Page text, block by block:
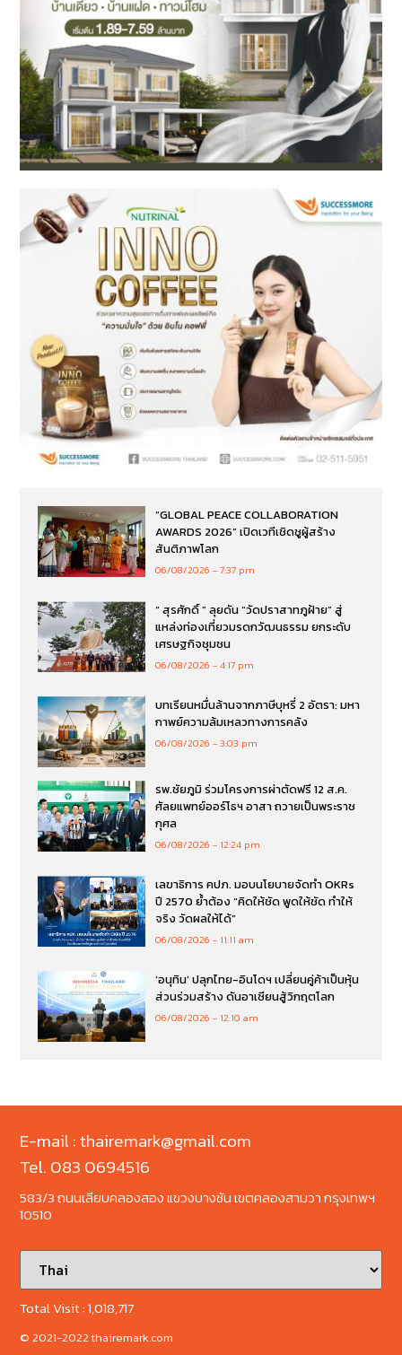
“GLOBAL PEACE COLLABORATION
AWARDS 2026” เปิดเวทีเชิดชูผู้สร้าง
สันติภาพโลก
06/08/2026 7:37 pm
“ สุรศักดิ์ ” ลุยดัน “วัดปราสาทภูฝ้าย” สู่
แหล่งท่องเที่ยวมรดกวัฒนธรรม ยกระดับ
เศรษฐกิจชุมชน
06/08/2026 4:17 pm
บทเรียนหมื่นล้านจากภาษีบุหรี่ 2 อัตรา: มหา
กาพย์ความล้มเหลวทางการคลัง
06/08/2026 3:03 pm
รพ.ชัยภูมิ ร่วมโครงการผ่าตัดฟรี 12 ส.ค.
ศัลยแพทย์ออร์โธฯ อาสา ถวายเป็นพระราช
กุศล
06/08/2026 12:24 pm
เลขาธิการ คปภ. มอบนโยบายจัดทำ OKRs
ปี 2570 ย้ำต้อง “คิดให้ชัด พูดให้ชัด ทำให้
จริง วัดผลให้ได้”
06/08/2026 11:11 am
‘อนุทิน’ ปลุกไทย-อินโดฯ เปลี่ยนคู่ค้าเป็นหุ้น
ส่วนร่วมสร้าง ดันอาเซียนสู้วิกฤตโลก
06/08/2026 12:10 am
E-mail : thairemark@gmail.com
Tel. 083 0694516
583/3 ถนนเลียบคลองสอง แขวงบางชัน เขตคลองสามวา กรุงเทพฯ
10510
Total Visit :1,018,717
© 2021-2022 thairemark.com